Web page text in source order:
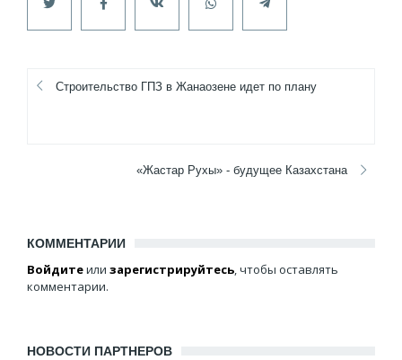
Строительство ГПЗ в Жанаозене идет по плану
«Жастар Рухы» - будущее Казахстана
КОММЕНТАРИИ
Войдитеили зарегистрируйтесь, чтобы оставлять
комментарии.
НОВОСТИ ПАРТНЕРОВ